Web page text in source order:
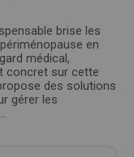
brise les
en
médical,
concret sur cette
des solutions
gérer les